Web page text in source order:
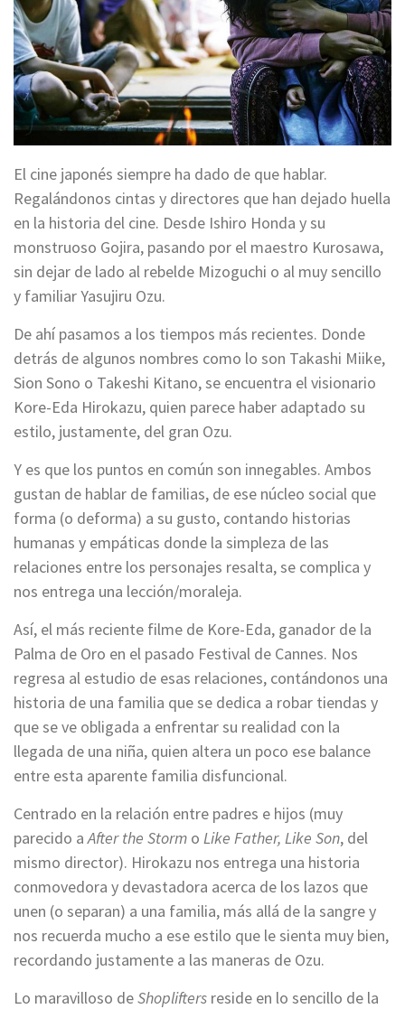
El cine japonés siempre ha dado de que hablar.
Regalándonos cintas y directores que han dejado huella
en la historia del cine. Desde Ishiro Honda y su
monstruoso Gojira, pasando por el maestro Kurosawa,
sin dejar de lado al rebelde Mizoguchi o al muy sencillo
y familiar Yasujiru Ozu.
De ahí pasamos a los tiempos más recientes. Donde
detrás de algunos nombres como lo son Takashi Miike,
Sion Sono o Takeshi Kitano, se encuentra el visionario
Kore-Eda Hirokazu, quien parece haber adaptado su
estilo, justamente, del gran Ozu.
Y es que los puntos en común son innegables. Ambos
gustan de hablar de familias, de ese núcleo social que
forma (o deforma) a su gusto, contando historias
humanas y empáticas donde la simpleza de las
relaciones entre los personajes resalta, se complica y
nos entrega una lección/moraleja.
Así, el más reciente filme de Kore-Eda, ganador de la
Palma de Oro en el pasado Festival de Cannes. Nos
regresa al estudio de esas relaciones, contándonos una
historia de una familia que se dedica a robar tiendas y
que se ve obligada a enfrentar su realidad con la
llegada de una niña, quien altera un poco ese balance
entre esta aparente familia disfuncional.
Centrado en la relación entre padres e hijos (muy
parecido aAfter the Storm o Like Father, Like Son, del
mismo director). Hirokazu nos entrega una historia
conmovedora y devastadora acerca de los lazos que
unen (o separan) a una familia, más allá de la sangre y
nos recuerda mucho a ese estilo que le sienta muy bien,
recordando justamente a las maneras de Ozu.
Lo maravilloso deShoplifters reside en lo sencillo de la